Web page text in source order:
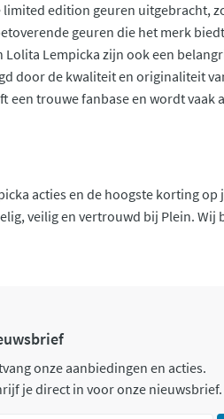
edition geuren uitgebracht,
geuren die het merk
Lolita Lempicka zijn ook een
door de kwaliteit en originaliteit
een trouwe fanbase en wordt vaak
acties en de hoogste korting op
veilig en vertrouwd bij Plein. Wij
onze aanbiedingen en acties.
je direct in voor onze nieuwsbrief.